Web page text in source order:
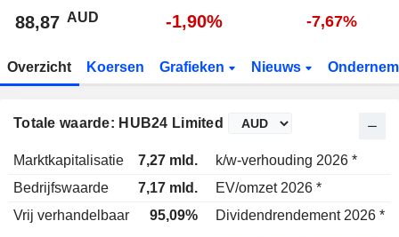
88,87 AUD -1,90% -7,67%
Overzicht Koersen Grafieken Nieuws
Totale waarde: HUB24 Limited
Marktkapitalisatie 7,27 mld.
k/w-verhouding 2026 *
Bedrijfswaarde
7,17 mld. EV/omzet 2026 *
Vrij verhandelbaar
95,09% Dividendrendement 2026 *